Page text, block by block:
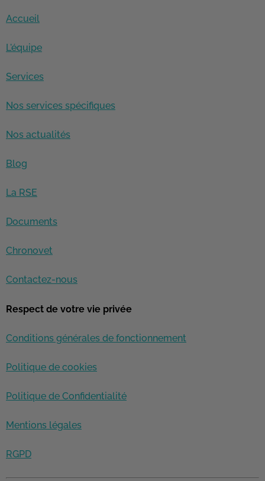
Accueil
L'équipe
Services
Nos services spécifiques
Nos actualités
Blog
La RSE
Documents
Chronovet
Contactez-nous
Respect de votre vie privée
Conditions générales de fonctionnement
Politique de cookies
Politique de Confidentialité
Mentions légales
RGPD